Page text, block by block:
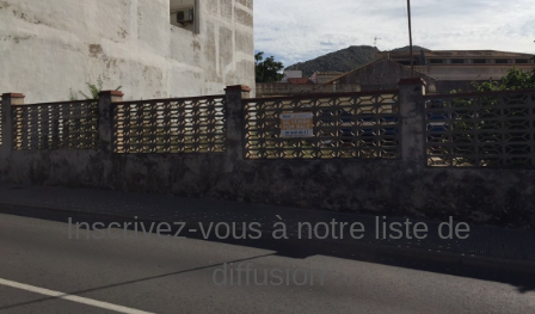
Inscrivez-vous à notre liste de
diffusion